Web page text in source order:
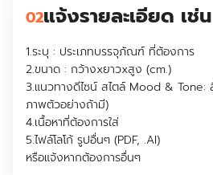
02แจ้งรายละเอียด เช่น
1.ระบุ : ประเภทบรรจุภัณฑ์ ที่ต้องการ
2.ขนาด : กว้างxยาวxสูง (cm.)
3.แนวทางดีไซน์ สไตล์ Mood &
ภาพตัวอย่างถ้ามี)
4.เนื้อหาที่ต้องการใส่
5.ไฟล์โลโก้ รูปอื่นๆ (PDF, .AI)
หรือแจ้งหากต้องการอื่นๆ